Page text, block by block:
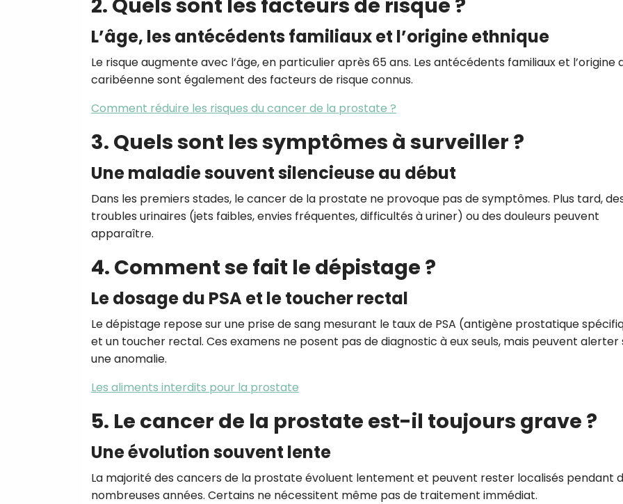
L’âge, les antécédents familiaux et l’origine ethnique
Le risque augmente avec l’âge, en particulier après 65 ans. Les antécédents familiaux et l’origine
caribéenne sont également des facteurs de risque connus.
Comment réduire les risques du cancer de la prostate ?
3. Quels sont les symptômes à surveiller ?
Une maladie souvent silencieuse au début
Dans les premiers stades, le cancer de la prostate ne provoque pas de symptômes. Plus tard,
troubles urinaires (jets faibles, envies fréquentes, difficultés à uriner) ou des douleurs peuvent
apparaître.
4. Comment se fait le dépistage ?
Le dosage du PSA et le toucher rectal
Le dépistage repose sur une prise de sang mesurant le taux de PSA (antigène prostatique
et un toucher rectal. Ces examens ne posent pas de diagnostic à eux seuls, mais peuvent alerter
une anomalie.
Les aliments interdits pour la prostate
5. Le cancer de la prostate est-il toujours grave ?
Une évolution souvent lente
La majorité des cancers de la prostate évoluent lentement et peuvent rester localisés pendant
nombreuses années. Certains ne nécessitent même pas de traitement immédiat.